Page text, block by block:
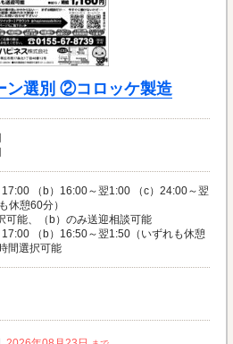
ン選別 ②コロッケ製造
（b）16:00～翌1:00 （c）24:00～翌
休憩60分）
能、（b）のみ送迎相談可能
（b）16:50～翌1:50（いずれも休憩
間選択可能